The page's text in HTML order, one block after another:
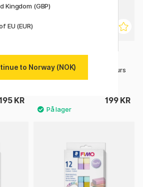
6-
KR
Modelleringsler Basic colours
199 KR
Kingdom (GBP)
EU (EUR)
to Norway (NOK)